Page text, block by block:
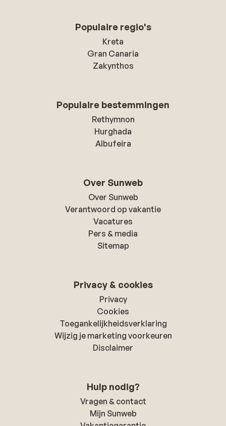
Populaire regio's
Kreta
Gran Canaria
Zakynthos
Populaire bestemmingen
Rethymnon
Hurghada
Albufeira
Over Sunweb
Over Sunweb
Verantwoord op vakantie
Vacatures
Pers & media
Sitemap
Privacy & cookies
Privacy
Cookies
Toegankelijkheidsverklaring
Wijzig je marketing voorkeuren
Disclaimer
Hulp nodig?
Vragen & contact
Mijn Sunweb